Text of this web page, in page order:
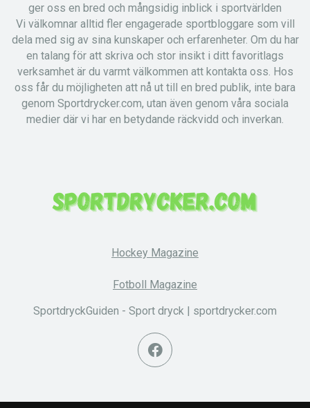
SportdryckGuiden - Sport dryck | sportdrycker.com
ger oss en bred och mångsidig inblick i sportvärlden
Vi välkomnar alltid fler engagerade sportbloggare som vill
dela med sig av sina kunskaper och erfarenheter. Om du har
en talang för att skriva och stor insikt i ditt favoritlags
verksamhet är du varmt välkommen att kontakta oss. Hos
oss får du möjligheten att nå ut till en bred publik, inte bara
genom Sportdrycker.com, utan även genom våra sociala
medier där vi har en betydande räckvidd och inverkan.
Hockey Magazine
Fotboll Magazine